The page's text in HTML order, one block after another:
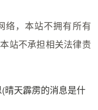
络，本站不拥有所有
站不承担相关法律责
晴天霹雳的消息是什